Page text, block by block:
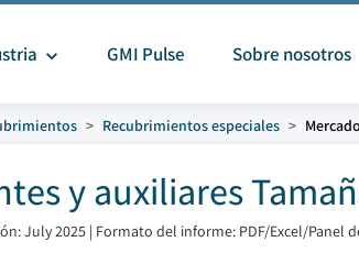
GMI Pulse Sobre nosotros
Recubrimientos especiales
y auxiliares
July 2025 | Formato del informe: PDF/Excel/Panel